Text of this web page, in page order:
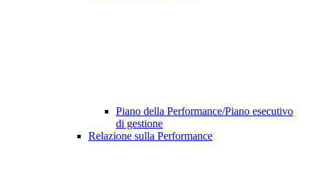
Piano della Performance/Piano esecutivo
di gestione
Relazione sulla Performance